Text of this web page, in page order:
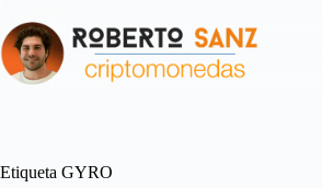
al
contenido
Etiqueta GYRO